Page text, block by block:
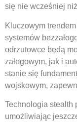
się nie wcześniej
Kluczowym
systemów
odrzutowce będą
załogowym, jak i
stanie się
wojskowym,
Technologia stealth
umożliwiając